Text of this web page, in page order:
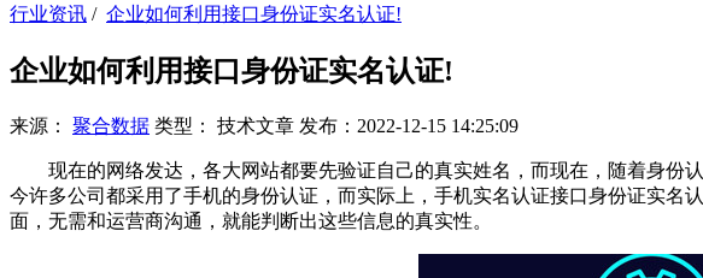
行业资讯 / 企业如何利用接口身份证实名认证!
企业如何利用接口身份证实名认证!
来源： 聚合数据 类型： 技术文章 发布： 2022-12-15 14:25:09
现在的网络发达，各大网站都要先验证自己的真实姓名，而现在，随着身份
今许多公司都采用了手机的身份认证，而实际上，手机实名认证接口身份证实
面，无需和运营商沟通，就能判断出这些信息的真实性。